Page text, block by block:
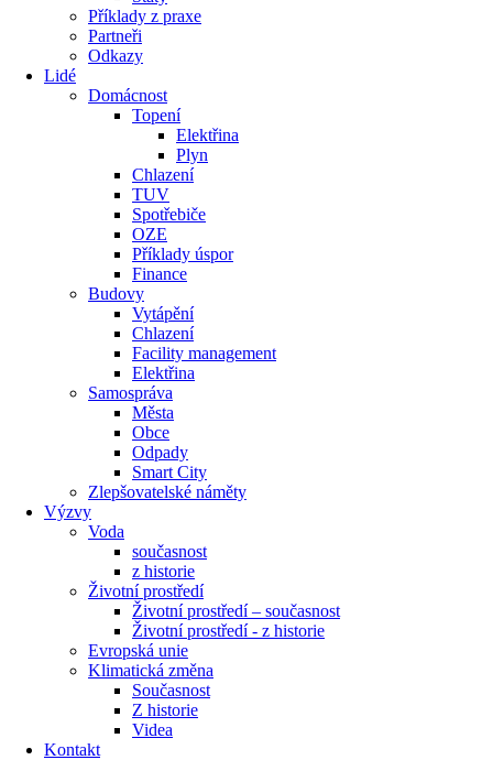
Příklady z praxe
Partneři
Odkazy
Lidé
Domácnost
Topení
Elektřina
Plyn
Chlazení
TUV
Spotřebiče
OZE
Příklady úspor
Finance
Budovy
Vytápění
Chlazení
Facility management
Elektřina
Samospráva
Města
Obce
Odpady
Smart City
Zlepšovatelské náměty
Výzvy
Voda
současnost
z historie
Životní prostředí
Životní prostředí – současnost
Životní prostředí ​- z historie
Evropská unie
Klimatická změna
Současnost
Z historie
Videa
Kontakt